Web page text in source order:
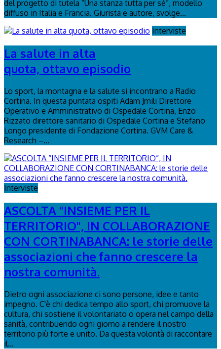
del progetto di tutela “Una stanza tutta per sé”, modello
diffuso in Italia e Francia. Giurista e autore, svolge...
Interviste
La salute in alta
quota, ottavo episodio
Lo sport, la montagna e la salute si incontrano a Radio
Cortina. In questa puntata ospiti Adam Jmili Direttore
Operativo e Amministrativo di Ospedale Cortina, Enzo
Rizzato direttore sanitario di Ospedale Cortina e Stefano
Longo presidente di Fondazione Cortina. GVM Care &
Research –...
Interviste
ASCOLTA "INSIEME PER IL
TERRITORIO", IN COLLABORAZIONE
CON CORTINABANCA: le storie delle
associazioni che fanno crescere la
nostra comunità.
Dietro ogni associazione ci sono persone, idee e tanto
impegno. C'è chi dedica tempo allo sport, chi promuove la
cultura, chi sostiene il volontariato o opera nel campo della
sanità, contribuendo ogni giorno a rendere il nostro
territorio più forte e unito. Da questa volontà di raccontare
il...